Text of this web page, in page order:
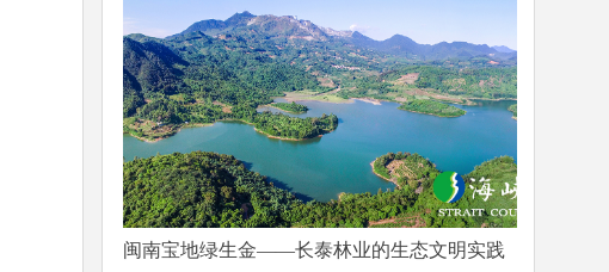
闽南宝地绿生金——长泰林业的生态文明实践